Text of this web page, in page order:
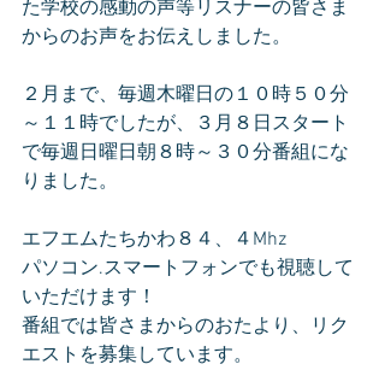
た学校の感動の声等リスナーの皆さま
からのお声をお伝えしました。
２月まで、毎週木曜日の１０時５０分
～１１時でしたが、３月８日スタート
で毎週日曜日朝８時～３０分番組にな
りました。
エフエムたちかわ８４、４Mhz
パソコン.スマートフォンでも視聴して
いただけます！
番組では皆さまからのおたより、リク
エストを募集しています。